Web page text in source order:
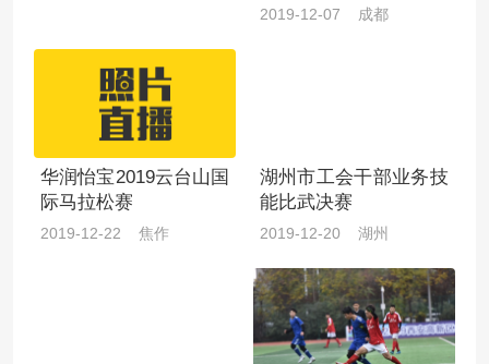
2019-12-07 成都
华润怡宝2019云台山国
际马拉松赛
2019-12-22 焦作
湖州市工会干部业务技
能比武决赛
2019-12-20 湖州